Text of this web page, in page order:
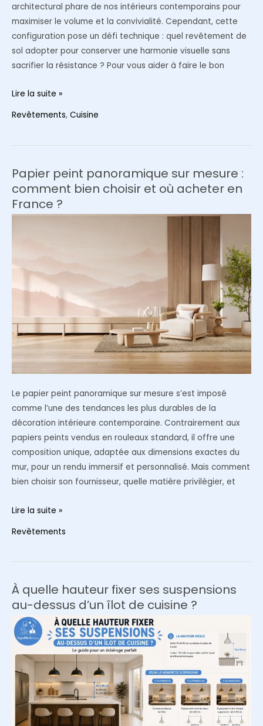
architectural phare de nos intérieurs contemporains pour
maximiser le volume et la convivialité. Cependant, cette
configuration pose un défi technique : quel revêtement de
sol adopter pour conserver une harmonie visuelle sans
sacrifier la résistance ? Pour vous aider à faire le bon
Carrelage,
bois
quel
sol
cuisine
Lire la suite »
Revêtements, Cuisine
Papier peint panoramique sur mesure :
comment bien choisir et où acheter en
France ?
Le papier peint panoramique sur mesure s’est imposé
comme l’une des tendances les plus durables de la
décoration intérieure contemporaine. Contrairement aux
papiers peints vendus en rouleaux standard, il offre une
composition unique, adaptée aux dimensions exactes du
mur, pour un rendu immersif et personnalisé. Mais comment
bien choisir son fournisseur, quelle matière privilégier, et
Papier
comment
bien
choisir
et
où
acheter
France
Lire la suite »
Revêtements
À quelle hauteur fixer ses suspensions
au-dessus d’un îlot de cuisine ?